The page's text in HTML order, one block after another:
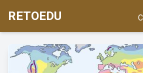
RETOEDU